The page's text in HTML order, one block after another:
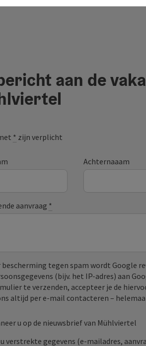
aan de
* zijn verplicht
Achternaaam
aanvraag *
bescherming tegen spam wordt Google
(bijv. het IP-adres) aan
te verzenden, accepteer je de
altijd per e‑mail contacteren –
u op de nieuwsbrief van Mühlviertel
u verstrekte gegevens (e-mailadres,